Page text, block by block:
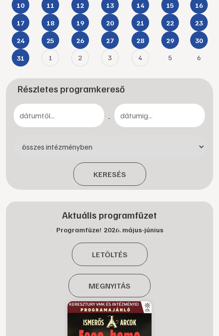
10 11 12 13 14 15 16
17 18 19 20 21 22 23
24 25 26 27 28 29 30
31 1 2 3 4 5 6
Részletes programkereső
-
KERESÉS
Aktuális programfüzet
Programfüzet 2026. május-június
LETÖLTÉS
MEGNYITÁS